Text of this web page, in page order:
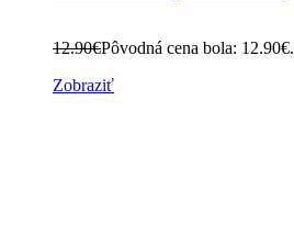
12.90€Pôvodná cena bola: 12.90€.
Zobraziť